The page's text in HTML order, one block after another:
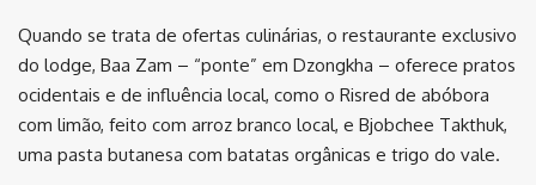
Quando se trata de ofertas culinárias, o restaurante exclusivo
do lodge, Baa Zam – “ponte” em Dzongkha – oferece pratos
ocidentais e de influência local, como o Risred de abóbora
com limão, feito com arroz branco local, e Bjobchee Takthuk,
uma pasta butanesa com batatas orgânicas e trigo do vale.